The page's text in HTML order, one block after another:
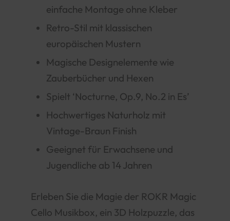
einfache Montage ohne Kleber
Retro-Stil mit klassischen
europäischen Mustern
Magische Designelemente wie
Zauberbücher und Hexen
Spielt ‘Nocturne, Op.9, No.2 in Es’
Hochwertiges Naturholz mit
Vintage-Braun Finish
Geeignet für Erwachsene und
Jugendliche ab 14 Jahren
Erleben Sie die Magie der ROKR Magic
Cello Musikbox, ein 3D Holzpuzzle, das